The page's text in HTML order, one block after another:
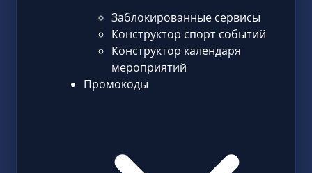
Заблокированные сервисы
Конструктор спорт событий
Конструктор календаря
мероприятий
Промокоды